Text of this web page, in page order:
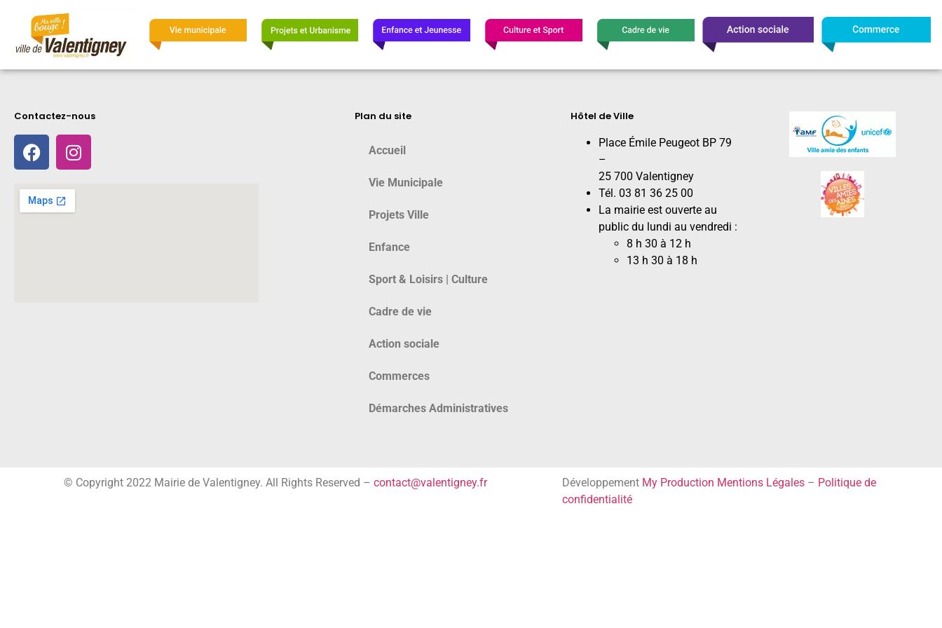
Contactez-nous Plan du site
Accueil
Vie Municipale
Projets Ville
Enfance
Sport & Loisirs | Culture
Cadre de vie
Action sociale
Commerces
Démarches Administratives
Hôtel de Ville
Place Émile Peugeot BP 79
–
25 700 Valentigney
Tél. 03 81 36 25 00
La mairie est ouverte au
public du lundi au vendredi :
8 h 30 à 12 h
13 h 30 à 18 h
© Copyright 2022 Mairie de Valentigney. All Rights Reserved – contact@valentigney.fr Développement My Production Mentions Légales– Politique de
confidentialité